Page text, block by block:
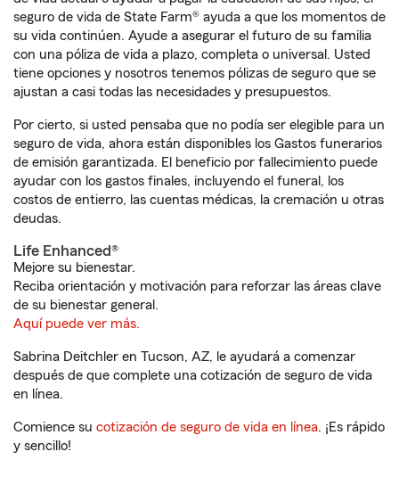
seguro de vida de State Farm® ayuda a que los momentos de
su vida continúen. Ayude a asegurar el futuro de su familia
con una póliza de vida a plazo, completa o universal. Usted
tiene opciones y nosotros tenemos pólizas de seguro que se
ajustan a casi todas las necesidades y presupuestos.
Por cierto, si usted pensaba que no podía ser elegible para un
seguro de vida, ahora están disponibles los Gastos funerarios
de emisión garantizada. El beneficio por fallecimiento puede
ayudar con los gastos finales, incluyendo el funeral, los
costos de entierro, las cuentas médicas, la cremación u otras
deudas.
Life Enhanced®
Mejore su bienestar.
Reciba orientación y motivación para reforzar las áreas clave
de su bienestar general.
Aquí puede ver más.
Sabrina Deitchler en Tucson, AZ, le ayudará a comenzar
después de que complete una cotización de seguro de vida
en línea.
Comience su cotización de seguro de vida en línea. ¡Es rápido
y sencillo!